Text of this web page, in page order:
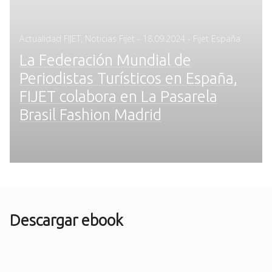
Actualidad FIJET Noticias Fijet - Posted
18.09.2024 - Fijet España
La Federación Mundial de
Periodistas Turísticos en España,
FIJET colabora en La Pasarela
Brasil Fashion Madrid
Descargar ebook